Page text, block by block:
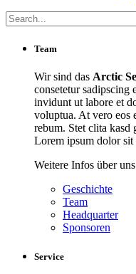
Team
Wir sind das Arctic
consetetur sadipscing
invidunt ut labore et
voluptua. At vero eos
rebum. Stet clita kasd
Lorem ipsum dolor sit
Weitere Infos über
Geschichte
Team
Headquarter
Sponsoren
Service